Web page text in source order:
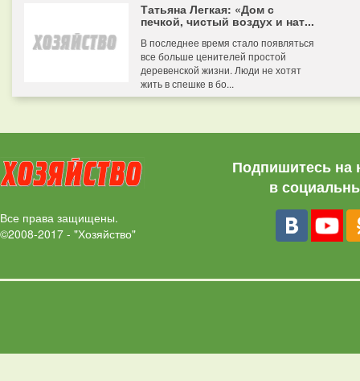
Татьяна Легкая: «Дом с
печкой, чистый воздух и нат...
В последнее время стало появляться
все больше ценителей простой
деревенской жизни. Люди не хотят
жить в спешке в бо...
Все права защищены.
©2008-2017 - "Хозяйство"
Подпишитесь на
в